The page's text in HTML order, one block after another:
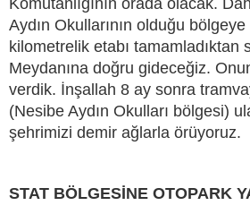
Komutanlığının orada olacak.
Aydın Okullarının olduğu
kilometrelik etabı tamamladıktan
Meydanına doğru gideceğiz.
verdik. İnşallah 8 ay sonra
(Nesibe Aydın Okulları bölgesi)
şehrimizi demir ağlarla örüyoruz.
STAT BÖLGESİNE OTOPARK